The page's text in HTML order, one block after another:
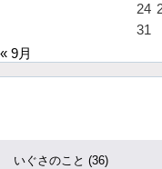
24
31
« 9月
いぐさのこと (36)